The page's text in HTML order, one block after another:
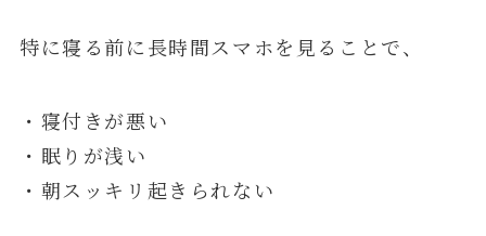
特に寝る前に長時間スマホを見ることで、
・寝付きが悪い
・眠りが浅い
・朝スッキリ起きられない